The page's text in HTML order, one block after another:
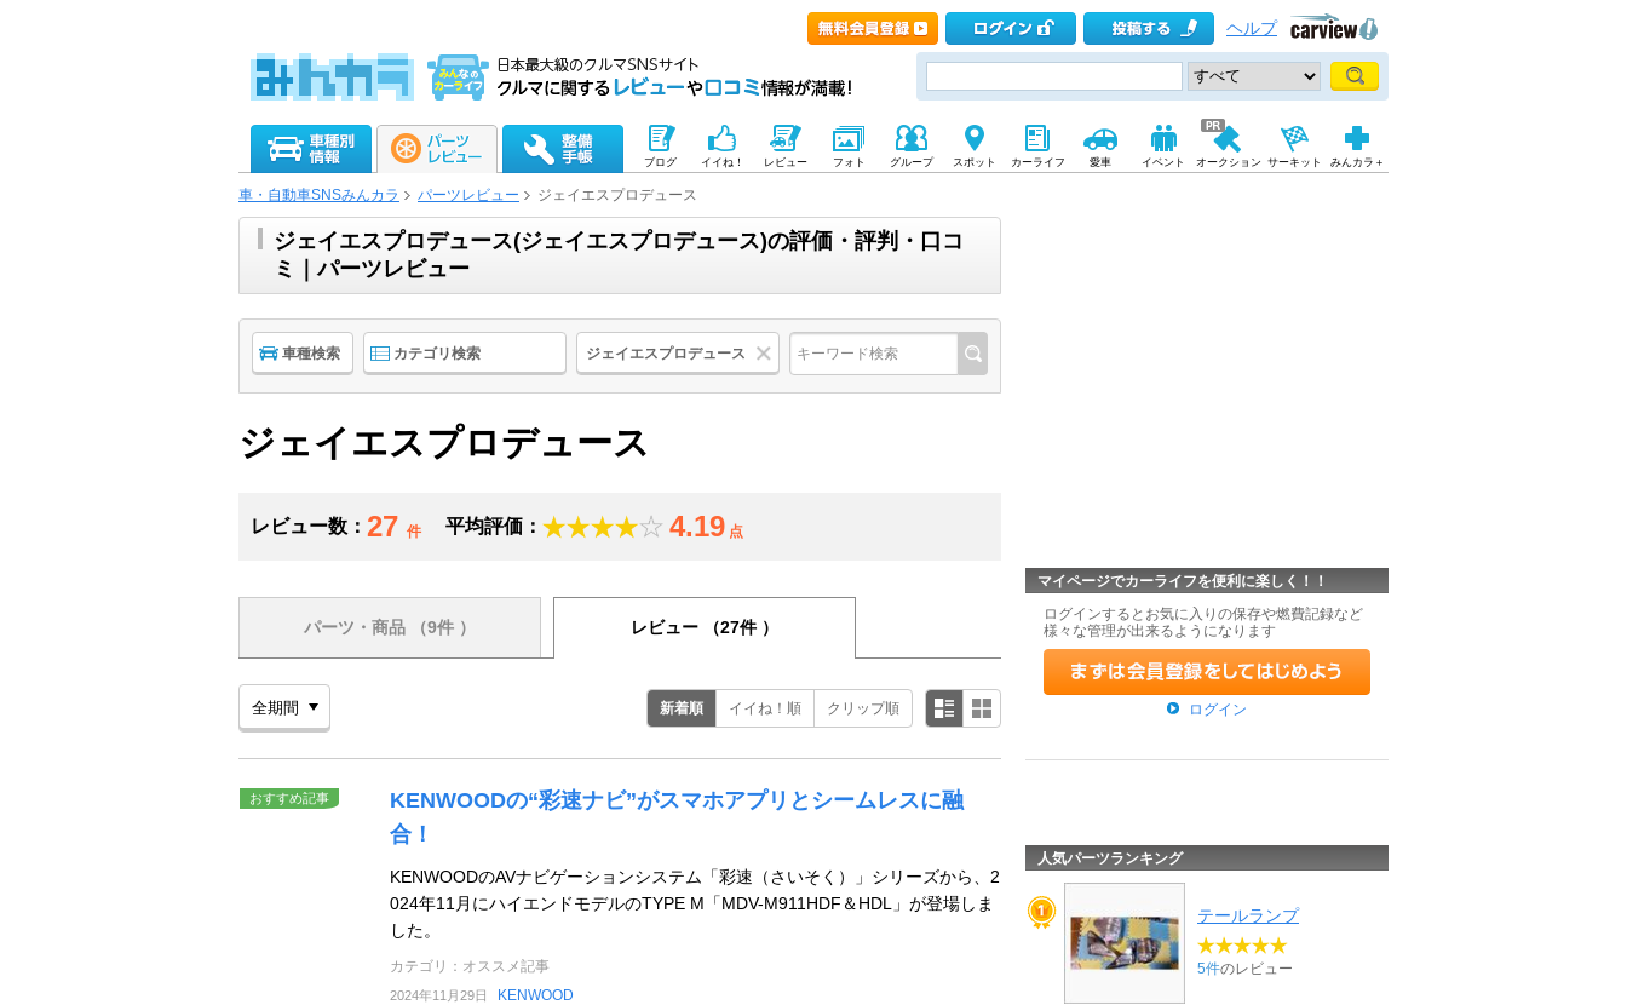
ヘルプ
ブログ イイね！ レビュー フォト グループ スポット カーライフ 愛車 イベント オークション サーキット みんカラ＋
車・自動車SNSみんカラ パーツレビュー ジェイエスプロデュース
ジェイエスプロデュース(ジェイエスプロデュース)の評価・評判・口コ
ミ｜パーツレビュー
車種検索 カテゴリ検索 ジェイエスプロデュース
ジェイエスプロデュース
レビュー数： 27 件 平均評価： 4.19 点
パーツ・商品 （9件 ） レビュー （27件 ）
新着順 イイね！順 クリップ順
おすすめ記事
KENWOODの“彩速ナビ”がスマホアプリとシームレスに融
合！
KENWOODのAVナビゲーションシステム「彩速（さいそく）」シリーズから、2
024年11月にハイエンドモデルのTYPE M「MDV-M911HDF＆HDL」が登場しま
した。
カテゴリ：オススメ記事
2024年11月29日 KENWOOD
マイページでカーライフを便利に楽しく！！
ログインするとお気に入りの保存や燃費記録など
様々な管理が出来るようになります
ログイン
人気パーツランキング
テールランプ
5件のレビュー